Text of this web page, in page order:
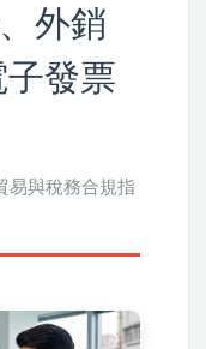
外銷
發票
與稅務合規指